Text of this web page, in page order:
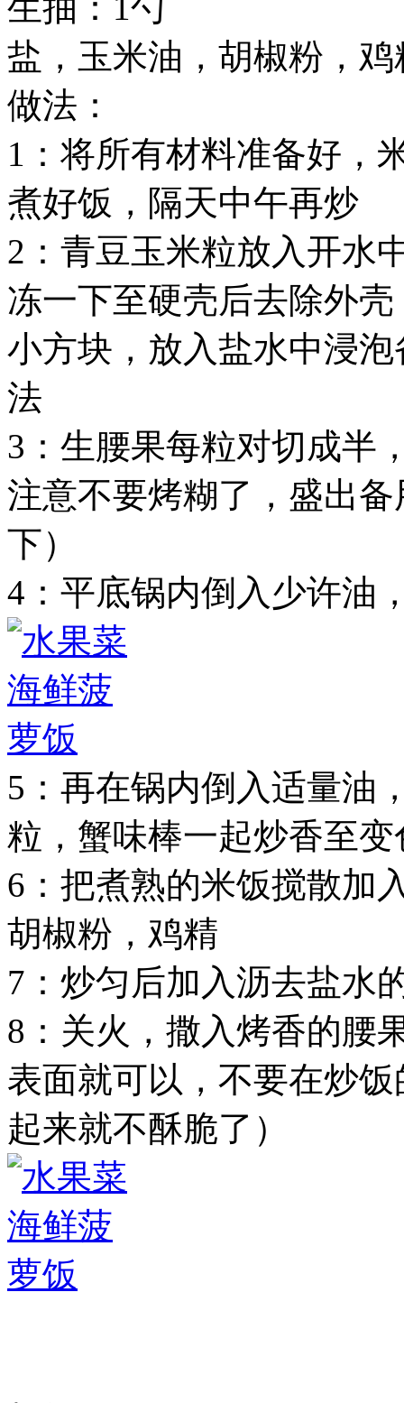
盐，玉米油，胡椒粉，
做法：
1：将所有材料准备好，
煮好饭，隔天中午再炒
2：青豆玉米粒放入开水
冻一下至硬壳后去除外
小方块，放入盐水中浸
法
3：生腰果每粒对切成半
注意不要烤糊了，盛出
下）
4：平底锅内倒入少许油
5：再在锅内倒入适量油
粒，蟹味棒一起炒香至变
6：把煮熟的米饭搅散加
胡椒粉，鸡精
7：炒匀后加入沥去盐水
8：关火，撒入烤香的腰
表面就可以，不要在炒
起来就不酥脆了）